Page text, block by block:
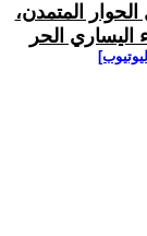
المتمدن،
الحر